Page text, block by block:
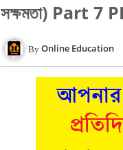
সক্ষমতা) Part 7
Online Education